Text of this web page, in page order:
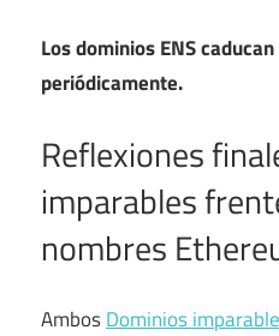
Los dominios ENS
periódicamente.
Reflexiones
imparables
nombres
AmbosDominios